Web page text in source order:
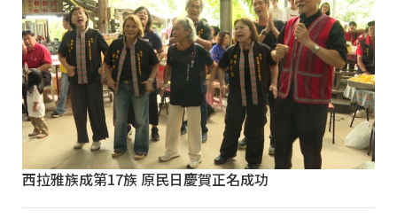
西拉雅族成第17族 原民日慶賀正名成功